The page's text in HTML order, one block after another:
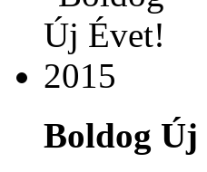
Boldog Új